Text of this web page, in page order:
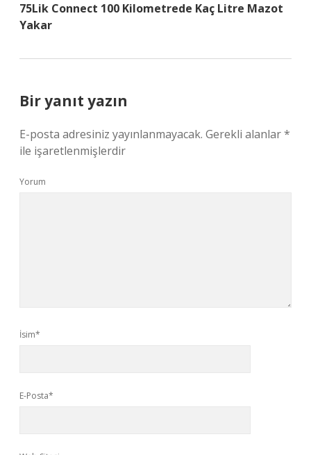
75Lik Connect 100 Kilometrede Kaç Litre Mazot
Yakar
Bir yanıt yazın
E-posta adresiniz yayınlanmayacak. Gerekli alanlar*
ile işaretlenmişlerdir
Yorum
İsim*
E-Posta*